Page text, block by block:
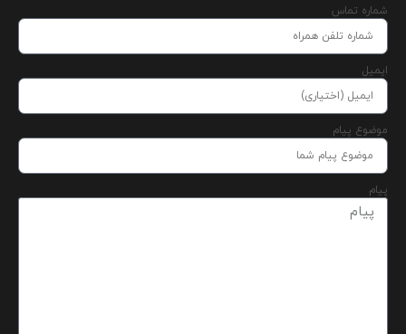
شماره تماس
ایمیل
موضوع پیام
پیام